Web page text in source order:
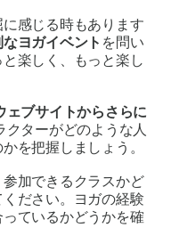
感じる時もあります
ヨガイベント を問い
楽しく、もっと楽し
ェブサイトからさらに
クターがどのような人
を把握しましょう。
加できるクラスかど
ださい。ヨガの経験
ているかどうかを確